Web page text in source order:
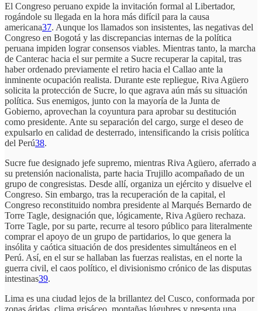
El Congreso peruano expide la invitación formal al Libertador,
rogándole su llegada en la hora más difícil para la causa
americana37. Aunque los llamados son insistentes, las negativas del
Congreso en Bogotá y las discrepancias internas de la política
peruana impiden lograr consensos viables. Mientras tanto, la marcha
de Canterac hacia el sur permite a Sucre recuperar la capital, tras
haber ordenado previamente el retiro hacia el Callao ante la
inminente ocupación realista. Durante este repliegue, Riva Agüero
solicita la protección de Sucre, lo que agrava aún más su situación
política. Sus enemigos, junto con la mayoría de la Junta de
Gobierno, aprovechan la coyuntura para aprobar su destitución
como presidente. Ante su separación del cargo, surge el deseo de
expulsarlo en calidad de desterrado, intensificando la crisis política
del Perú38.
Sucre fue designado jefe supremo, mientras Riva Agüero, aferrado a
su pretensión nacionalista, parte hacia Trujillo acompañado de un
grupo de congresistas. Desde allí, organiza un ejército y disuelve el
Congreso. Sin embargo, tras la recuperación de la capital, el
Congreso reconstituido nombra presidente al Marqués Bernardo de
Torre Tagle, designación que, lógicamente, Riva Agüero rechaza.
Torre Tagle, por su parte, recurre al tesoro público para literalmente
comprar el apoyo de un grupo de partidarios, lo que genera la
insólita y caótica situación de dos presidentes simultáneos en el
Perú. Así, en el sur se hallaban las fuerzas realistas, en el norte la
guerra civil, el caos político, el divisionismo crónico de las disputas
intestinas39.
Lima es una ciudad lejos de la brillantez del Cusco, conformada por
zonas áridas, clima grisáceo, montañas lúgubres y presenta una